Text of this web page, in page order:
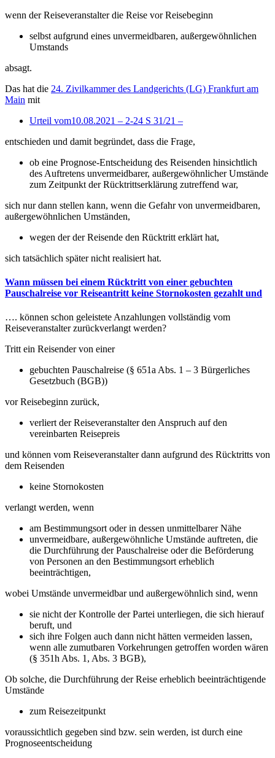
wenn der Reiseveranstalter die Reise vor Reisebeginn
selbst aufgrund eines unvermeidbaren, außergewöhnlichen
Umstands
absagt.
Das hat die 24. Zivilkammer des Landgerichts (LG) Frankfurt am
Main mit
Urteil vom10.08.2021 – 2-24 S 31/21 –
entschieden und damit begründet, dass die Frage,
ob eine Prognose-Entscheidung des Reisenden hinsichtlich
des Auftretens unvermeidbarer, außergewöhnlicher Umstände
zum Zeitpunkt der Rücktrittserklärung zutreffend war,
sich nur dann stellen kann, wenn die Gefahr von unvermeidbaren,
außergewöhnlichen Umständen,
wegen der der Reisende den Rücktritt erklärt hat,
sich tatsächlich später nicht realisiert hat.
Wann müssen bei einem Rücktritt von einer gebuchten
Pauschalreise vor Reiseantritt keine Stornokosten gezahlt und
…. können schon geleistete Anzahlungen vollständig vom
Reiseveranstalter zurückverlangt werden?
Tritt ein Reisender von einer
gebuchten Pauschalreise (§ 651a Abs. 1 – 3 Bürgerliches
Gesetzbuch (BGB))
vor Reisebeginn zurück,
verliert der Reiseveranstalter den Anspruch auf den
vereinbarten Reisepreis
und können vom Reiseveranstalter dann aufgrund des Rücktritts von
dem Reisenden
keine Stornokosten
verlangt werden, wenn
am Bestimmungsort oder in dessen unmittelbarer Nähe
unvermeidbare, außergewöhnliche Umstände auftreten, die
die Durchführung der Pauschalreise oder die Beförderung
von Personen an den Bestimmungsort erheblich
beeinträchtigen,
wobei Umstände unvermeidbar und außergewöhnlich sind, wenn
sie nicht der Kontrolle der Partei unterliegen, die sich hierauf
beruft, und
sich ihre Folgen auch dann nicht hätten vermeiden lassen,
wenn alle zumutbaren Vorkehrungen getroffen worden wären
(§ 351h Abs. 1, Abs. 3 BGB),
Ob solche, die Durchführung der Reise erheblich beeinträchtigende
Umstände
zum Reisezeitpunkt
voraussichtlich gegeben sind bzw. sein werden, ist durch eine
Prognoseentscheidung